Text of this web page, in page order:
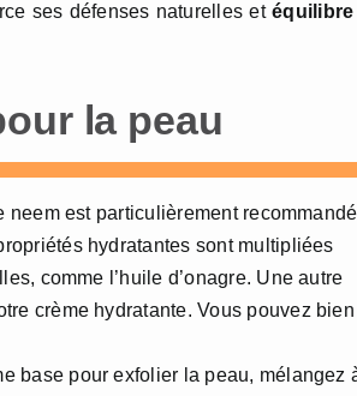
ses défenses naturelles etéquilibre
la peau
neem est particulièrement
hydratantes sont multipliées
comme l’huile d’onagre. Une autre
crème hydratante. Vous pouvez bien
base pour exfolier la peau, mélangez